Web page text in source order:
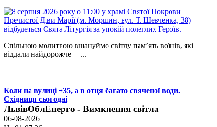
Спільною молитвою вшануймо світлу пам’ять воїнів, які
віддали найдорожче —...
Коли на вулиці +35, а в отця багато свяченої води.
Східниця сьогодні
06-08-2026
ЛьвівОблЕнерго - Вимкнення світла